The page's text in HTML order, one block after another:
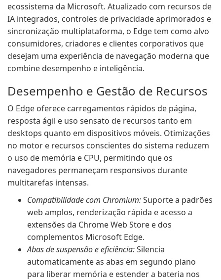
ecossistema da Microsoft. Atualizado com recursos de
IA integrados, controles de privacidade aprimorados e
sincronização multiplataforma, o Edge tem como alvo
consumidores, criadores e clientes corporativos que
desejam uma experiência de navegação moderna que
combine desempenho e inteligência.
Desempenho e Gestão de Recursos
O Edge oferece carregamentos rápidos de página,
resposta ágil e uso sensato de recursos tanto em
desktops quanto em dispositivos móveis. Otimizações
no motor e recursos conscientes do sistema reduzem
o uso de memória e CPU, permitindo que os
navegadores permaneçam responsivos durante
multitarefas intensas.
Compatibilidade com Chromium:Suporte a padrões
web amplos, renderização rápida e acesso a
extensões da Chrome Web Store e dos
complementos Microsoft Edge.
Abas de suspensão e eficiência:Silencia
automaticamente as abas em segundo plano
para liberar memória e estender a bateria nos